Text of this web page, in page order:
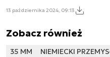
13 października 2024, 09:13
Zobacz również
35 MM NIEMIECKI